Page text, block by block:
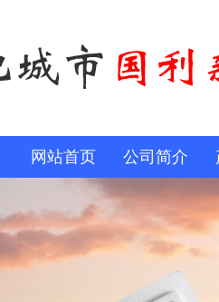
网站首页 公司简介